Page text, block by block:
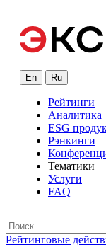
En Ru
Рейтинги
Аналитика
ESG
Рэнкинги
Тематики
Услуги
FAQ
Рейтинговые